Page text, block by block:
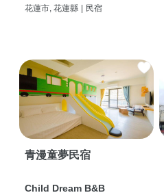
花蓮市, 花蓮縣 民宿
青漫童夢民宿
Child Dream B&B